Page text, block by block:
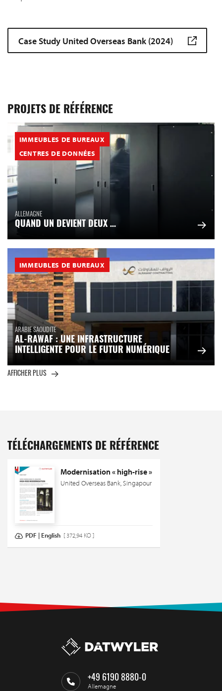
Case Study United Overseas Bank (2024)
PROJETS DE RÉFÉRENCE
IMMEUBLES DE BUREAUX
CENTRES DE DONNÉES
ALLEMAGNE
QUAND UN DEVIENT DEUX …
IMMEUBLES DE BUREAUX
ARABIE SAOUDITE
AL-RAWAF : UNE INFRASTRUCTURE
INTELLIGENTE POUR LE FUTUR NUMÉRIQUE
AFFICHER PLUS
TÉLÉCHARGEMENTS DE RÉFÉRENCE
Modernisation « high-rise »
United Overseas Bank, Singapour
PDF | English [ 372,94 KO ]
+49 6190 8880-0
Allemagne